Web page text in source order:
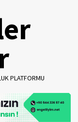
PLATFORMU